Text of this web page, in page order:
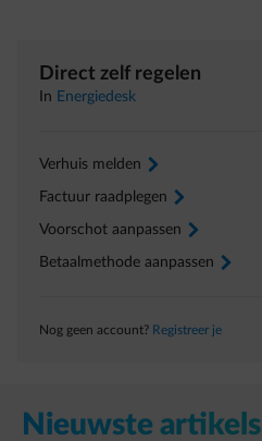
Direct zelf regelen
In Energiedesk
Verhuis melden arrow-right
Factuur raadplegen arrow-right
Voorschot aanpassen arrow-right
Betaalmethode aanpassen arrow-right
Nog geen account? Registreer je
Nieuwste artikels